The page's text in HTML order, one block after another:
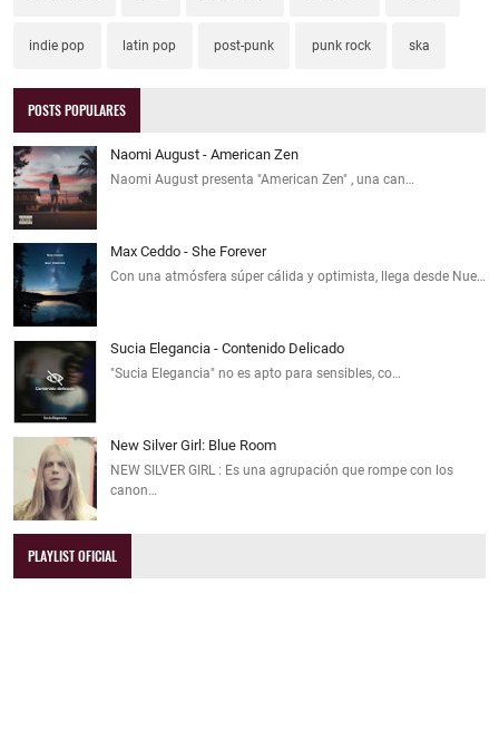
indie pop latin pop post-punk punk rock ska
POSTS POPULARES
Naomi August - American Zen
Naomi August presenta "American Zen" , una can…
Max Ceddo - She Forever
Con una atmósfera súper cálida y optimista, llega desde Nue…
Sucia Elegancia - Contenido Delicado
"Sucia Elegancia" no es apto para sensibles, co…
New Silver Girl: Blue Room
NEW SILVER GIRL : Es una agrupación que rompe con los
canon…
PLAYLIST OFICIAL